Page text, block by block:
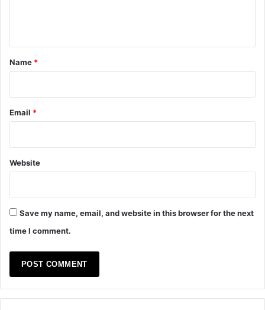
*
Name *
Email *
Website
Save my name, email, and website in this browser for the next
time I comment.